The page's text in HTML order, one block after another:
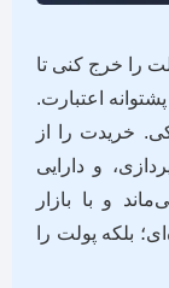
را خرج کنی تا
اعتبارت.
خریدت را از
و دارایی
و با بازار
بلکه پولت را